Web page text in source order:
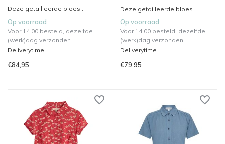
Deze getailleerde bloes...
Op voorraad
Voor 14.00 besteld, dezelfde
(werk)dag verzonden.
Deliverytime
€84,95
Deze getailleerde bloes...
Op voorraad
Voor 14.00 besteld, dezelfde
(werk)dag verzonden.
Deliverytime
€79,95